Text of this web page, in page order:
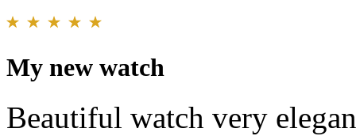
My new watch
Beautiful watch very